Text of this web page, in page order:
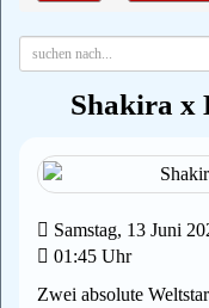
Shakira x
Samstag, 13 Juni
01:45 Uhr
Zwei absolute